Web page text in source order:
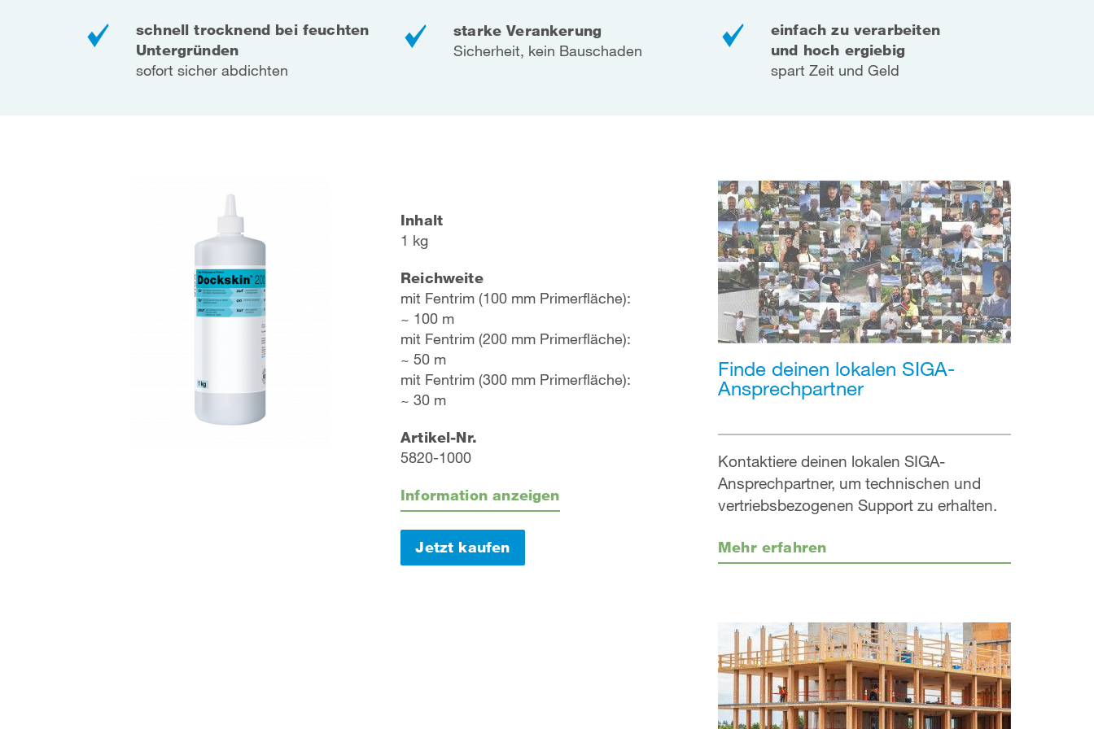
schnell trocknend bei feuchten
Untergründen
sofort sicher abdichten
starke Verankerung
Sicherheit, kein Bauschaden
einfach zu verarbeiten
und hoch ergiebig
spart Zeit und Geld
Inhalt
1 kg
Reichweite
mit Fentrim (100 mm Primerfläche):
~ 100 m
mit Fentrim (200 mm Primerfläche):
~ 50 m
mit Fentrim (300 mm Primerfläche):
~ 30 m
Artikel-Nr.
5820-1000
Information anzeigen
Jetzt kaufen
Finde deinen lokalen SIGA-
Ansprechpartner
Kontaktiere deinen lokalen SIGA-
Ansprechpartner, um technischen und
vertriebsbezogenen Support zu erhalten.
Mehr erfahren